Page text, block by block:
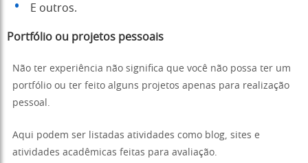
E outros.
Portfólio ou projetos pessoais
Não ter experiência não significa que você não possa ter um
portfólio ou ter feito alguns projetos apenas para realização
pessoal.
Aqui podem ser listadas atividades como blog, sites e
atividades acadêmicas feitas para avaliação.